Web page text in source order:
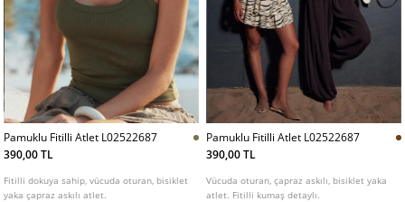
Pamuklu Fitilli Atlet L02522687
390,00 TL
Fitilli dokuya sahip, vücuda oturan, bisiklet
yaka çapraz askılı atlet.
Pamuklu Fitilli Atlet L02522687
390,00 TL
Vücuda oturan, çapraz askılı, bisiklet yaka
atlet. Fitilli kumaş detaylı.